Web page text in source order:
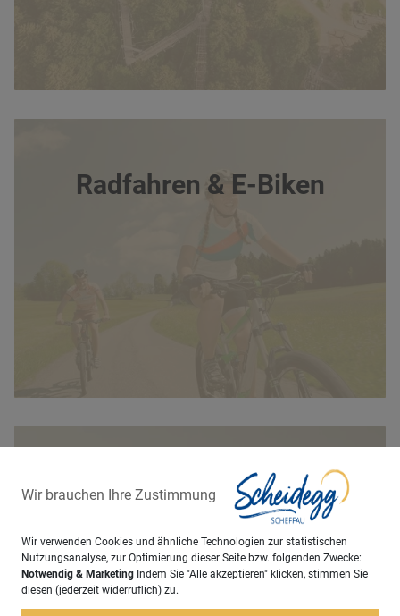
Radfahren & E-Biken
Nordic Walking
Wir brauchen Ihre Zustimmung
Wir verwenden Cookies und ähnliche Technologien zur statistischen
Nutzungsanalyse, zur Optimierung dieser Seite bzw. folgenden Zwecke:
Notwendig & Marketing Indem Sie "Alle akzeptieren" klicken, stimmen Sie
diesen (jederzeit widerruflich) zu.